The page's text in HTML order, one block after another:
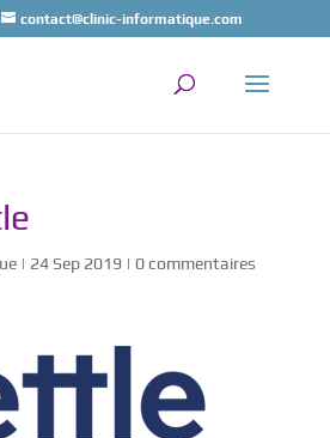
contact@clinic-informatique.com
| 24 Sep 2019 | 0 commentaires